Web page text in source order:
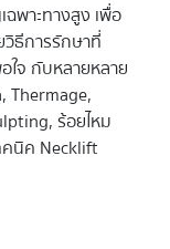
พาะทางสูง เพื่อ
ธีการรักษาที่
จ กับหลายหลาย
Thermage,
ร้อยไหม
คนิค Necklift